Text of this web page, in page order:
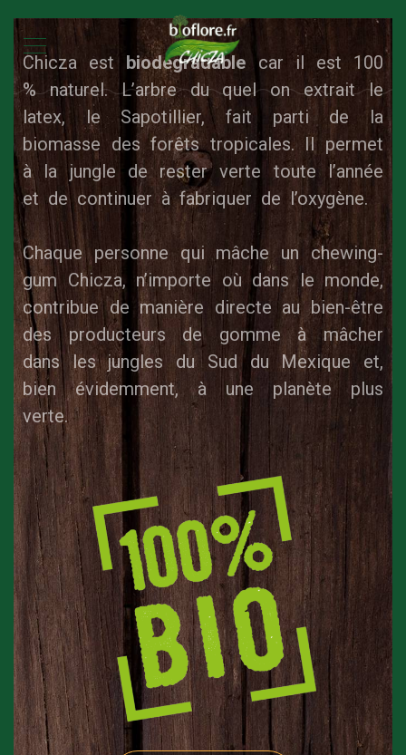
Chicza est biodégradable car il est 100
% naturel. L’arbre du quel on extrait le
latex, le Sapotillier, fait parti de la
biomasse des forêts tropicales. Il permet
à la jungle de rester verte toute l’année
et de continuer à fabriquer de l’oxygène.
Chaque personne qui mâche un chewing-
gum Chicza, n’importe où dans le monde,
contribue de manière directe au bien-être
des producteurs de gomme à mâcher
dans les jungles du Sud du Mexique et,
bien évidemment, à une planète plus
verte.